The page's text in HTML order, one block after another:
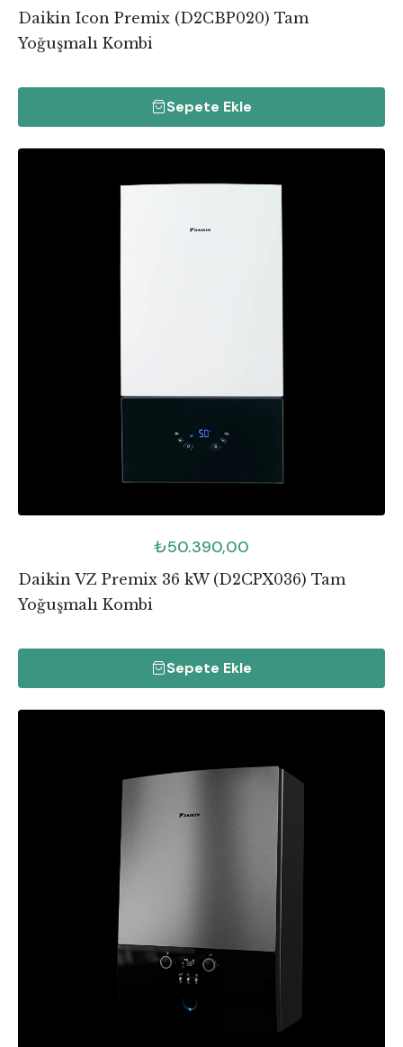
Daikin Icon Premix (D2CBP020) Tam
Yoğuşmalı Kombi
Sepete Ekle
₺50.390,00
Daikin VZ Premix 36 kW (D2CPX036) Tam
Yoğuşmalı Kombi
Sepete Ekle